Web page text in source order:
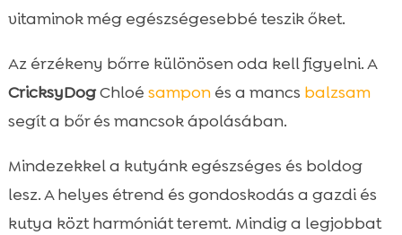
vitaminok még egészségesebbé teszik őket.
Az érzékeny bőrre különösen oda kell figyelni. A
CricksyDogChloé samponés a mancs balzsam
segít a bőr és mancsok ápolásában.
Mindezekkel a kutyánk egészséges és boldog
lesz. A helyes étrend és gondoskodás a gazdi és
kutya közt harmóniát teremt. Mindig a legjobbat